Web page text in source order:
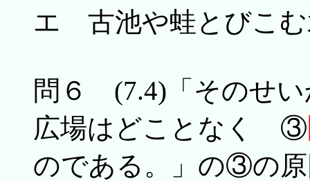
エ 古池や蛙とびこむ
問６ (7.4)「そのせい
広場はどことなく ③
のである。」の③の